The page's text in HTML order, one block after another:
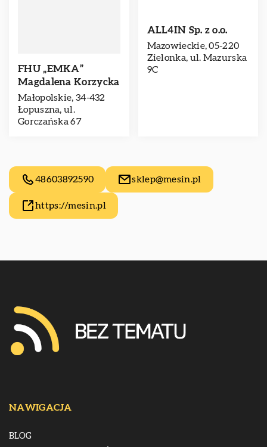
FHU „EMKA”
Magdalena Korzycka
Małopolskie, 34-432
Łopuszna, ul.
Gorczańska 67
ALL4IN Sp. z o.o.
Mazowieckie, 05-220
Zielonka, ul. Mazurska
9C
48603892590 sklep@mesin.pl
https://mesin.pl
NAWIGACJA
BLOG